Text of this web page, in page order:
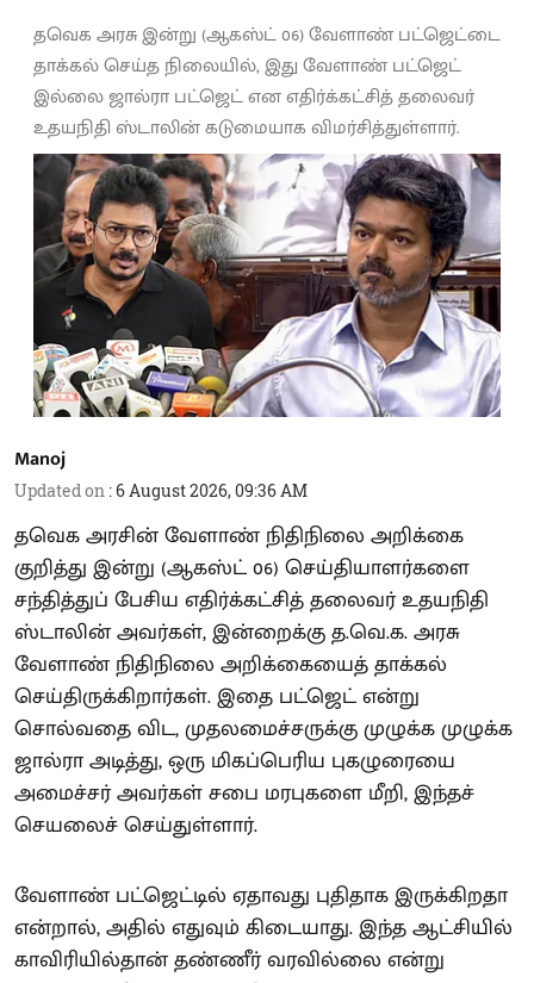
தவெக அரசு இன்று (ஆகஸ்ட் 06) வேளாண் பட்ஜெட்டை
தாக்கல் செய்த நிலையில், இது வேளாண் பட்ஜெட்
இல்லை ஜால்ரா பட்ஜெட் என எதிர்க்கட்சித் தலைவர்
உதயநிதி ஸ்டாலின் கடுமையாக விமர்சித்துள்ளார்.
Manoj
Updated on :6 August 2026, 09:36 AM
தவெக அரசின் வேளாண் நிதிநிலை அறிக்கை
குறித்து இன்று (ஆகஸ்ட் 06) செய்தியாளர்களை
சந்தித்துப் பேசிய எதிர்க்கட்சித் தலைவர் உதயநிதி
ஸ்டாலின் அவர்கள், இன்றைக்கு த.வெ.க. அரசு
வேளாண் நிதிநிலை அறிக்கையைத் தாக்கல்
செய்திருக்கிறார்கள். இதை பட்ஜெட் என்று
சொல்வதை விட, முதலமைச்சருக்கு முழுக்க முழுக்க
ஜால்ரா அடித்து, ஒரு மிகப்பெரிய புகழுரையை
அமைச்சர் அவர்கள் சபை மரபுகளை மீறி, இந்தச்
செயலைச் செய்துள்ளார்.
வேளாண் பட்ஜெட்டில் ஏதாவது புதிதாக இருக்கிறதா
என்றால், அதில் எதுவும் கிடையாது. இந்த ஆட்சியில்
காவிரியில்தான் தண்ணீர் வரவில்லை என்று